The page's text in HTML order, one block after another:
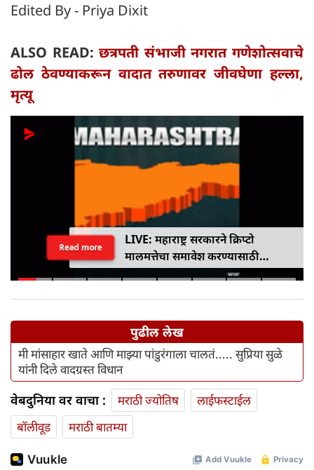
Edited By - Priya Dixit
ALSO READ:छत्रपती संभाजी नगरात गणेशोत्सवाचे
ढोल ठेवण्याकरून वादात तरुणावर जीवघेणा हल्ला,
मृत्यू
LIVE: महाराष्ट्र सरकारने क्रिप्टो
मालमत्तेचा समावेश करण्यासाठी
एमपीआयडी कायद्यात दुरुस्ती केली
Read more
पुढील लेख
मी मांसाहार खाते आणि माझ्या पांडुरंगाला चालतं..... सुप्रिया सुळे
यांनी दिले वादग्रस्त विधान
वेबदुनिया वर वाचा : मराठी ज्योतिष
लाईफस्टाईल
बॉलीवूड
मराठी बातम्या